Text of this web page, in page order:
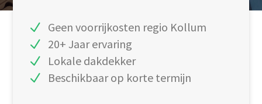
Geen voorrijkosten regio Kollum
20+ Jaar ervaring
Lokale dakdekker
Beschikbaar op korte termijn